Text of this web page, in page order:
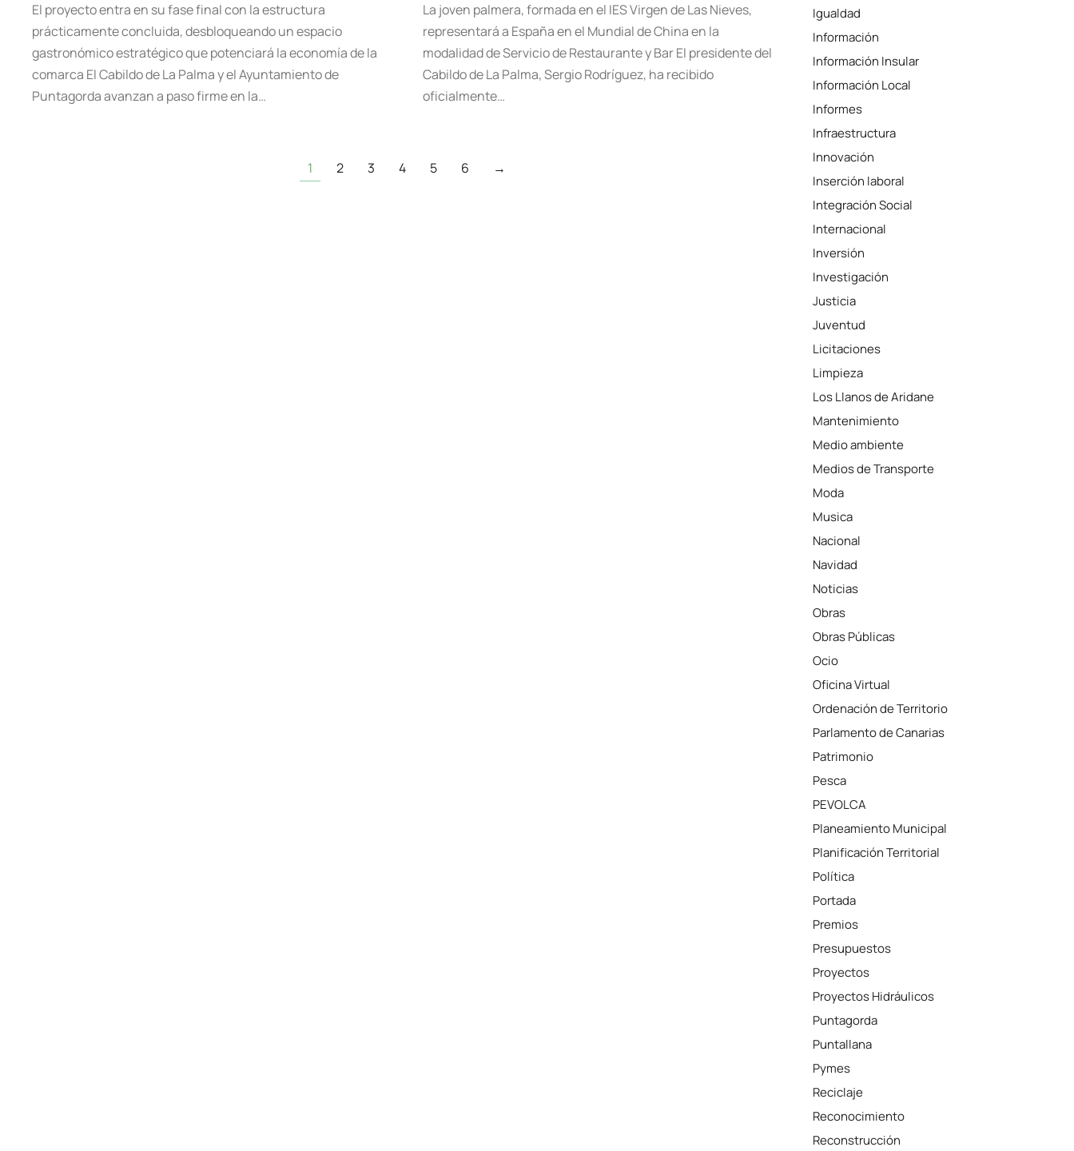
El proyecto entra en su fase final con la estructura
prácticamente concluida, desbloqueando un espacio
gastronómico estratégico que potenciará la economía de la
comarca El Cabildo de La Palma y el Ayuntamiento de
Puntagorda avanzan a paso firme en la…
La joven palmera, formada en el IES Virgen de Las Nieves,
representará a España en el Mundial de China en la
modalidad de Servicio de Restaurante y Bar El presidente del
Cabildo de La Palma, Sergio Rodríguez, ha recibido
oficialmente…
1 2 3 4 5 6 →
Igualdad
Información
Información Insular
Información Local
Informes
Infraestructura
Innovación
Inserción laboral
Integración Social
Internacional
Inversión
Investigación
Justicia
Juventud
Licitaciones
Limpieza
Los Llanos de Aridane
Mantenimiento
Medio ambiente
Medios de Transporte
Moda
Musica
Nacional
Navidad
Noticias
Obras
Obras Públicas
Ocio
Oficina Virtual
Ordenación de Territorio
Parlamento de Canarias
Patrimonio
Pesca
PEVOLCA
Planeamiento Municipal
Planificación Territorial
Política
Portada
Premios
Presupuestos
Proyectos
Proyectos Hidráulicos
Puntagorda
Puntallana
Pymes
Reciclaje
Reconocimiento
Reconstrucción